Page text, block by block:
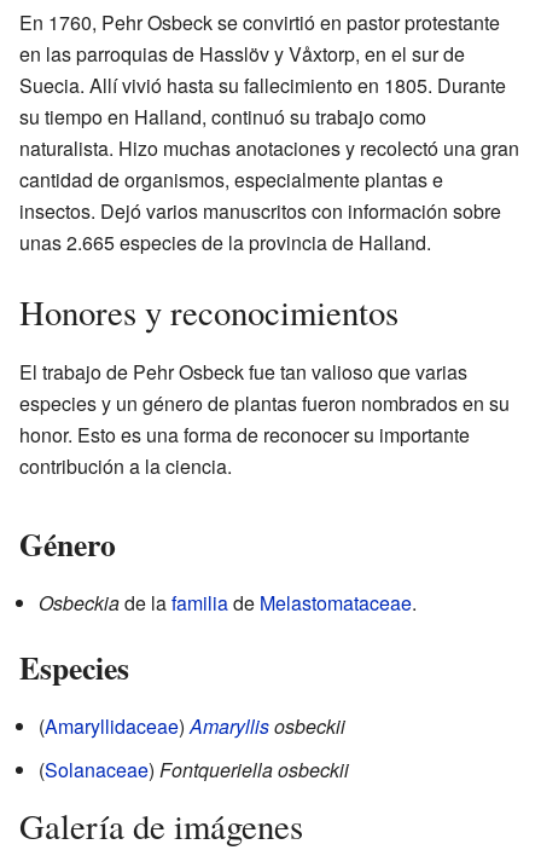
En 1760, Pehr Osbeck se convirtió en pastor protestante
en las parroquias de Hasslöv y Våxtorp, en el sur de
Suecia. Allí vivió hasta su fallecimiento en 1805. Durante
su tiempo en Halland, continuó su trabajo como
naturalista. Hizo muchas anotaciones y recolectó una gran
cantidad de organismos, especialmente plantas e
insectos. Dejó varios manuscritos con información sobre
unas 2.665 especies de la provincia de Halland.
Honores y reconocimientos
El trabajo de Pehr Osbeck fue tan valioso que varias
especies y un género de plantas fueron nombrados en su
honor. Esto es una forma de reconocer su importante
contribución a la ciencia.
Género
Osbeckiade lafamiliade Melastomataceae.
Especies
(Amaryllidaceae)Amaryllisosbeckii
(Solanaceae) Fontqueriella osbeckii
Galería de imágenes